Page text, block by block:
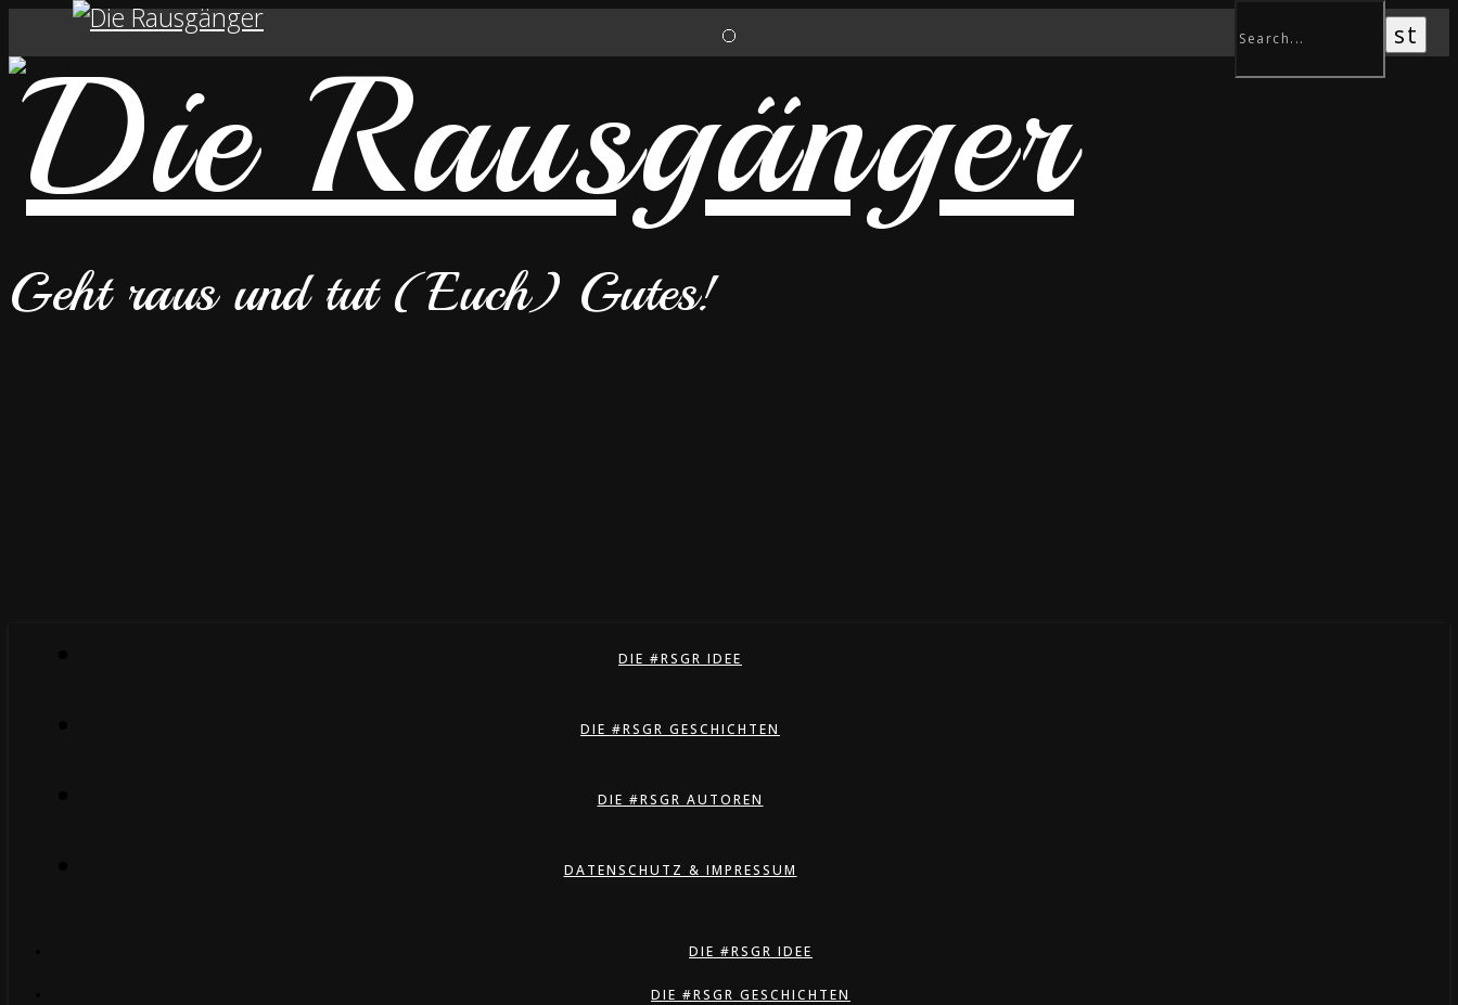
Geht raus und tut (Euch) Gutes!
DIE #RSGR IDEE
DIE #RSGR GESCHICHTEN
DIE #RSGR AUTOREN
DATENSCHUTZ & IMPRESSUM
DIE #RSGR IDEE
DIE #RSGR GESCHICHTEN